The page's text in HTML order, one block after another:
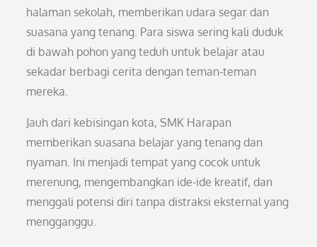
halaman sekolah, memberikan udara segar dan
suasana yang tenang. Para siswa sering kali duduk
di bawah pohon yang teduh untuk belajar atau
sekadar berbagi cerita dengan teman-teman
mereka.
Jauh dari kebisingan kota, SMK Harapan
memberikan suasana belajar yang tenang dan
nyaman. Ini menjadi tempat yang cocok untuk
merenung, mengembangkan ide-ide kreatif, dan
menggali potensi diri tanpa distraksi eksternal yang
mengganggu.